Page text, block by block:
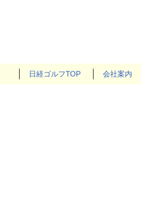
日経ゴルフTOP 会社案内